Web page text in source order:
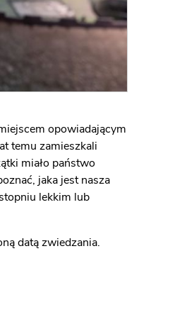
opowiadającym
temu zamieszkali
miało państwo
jaka jest nasza
lekkim lub
datą zwiedzania.